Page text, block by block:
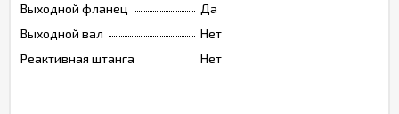
Выходной фланец
Да
Выходной вал
Нет
Реактивная штанга
Нет